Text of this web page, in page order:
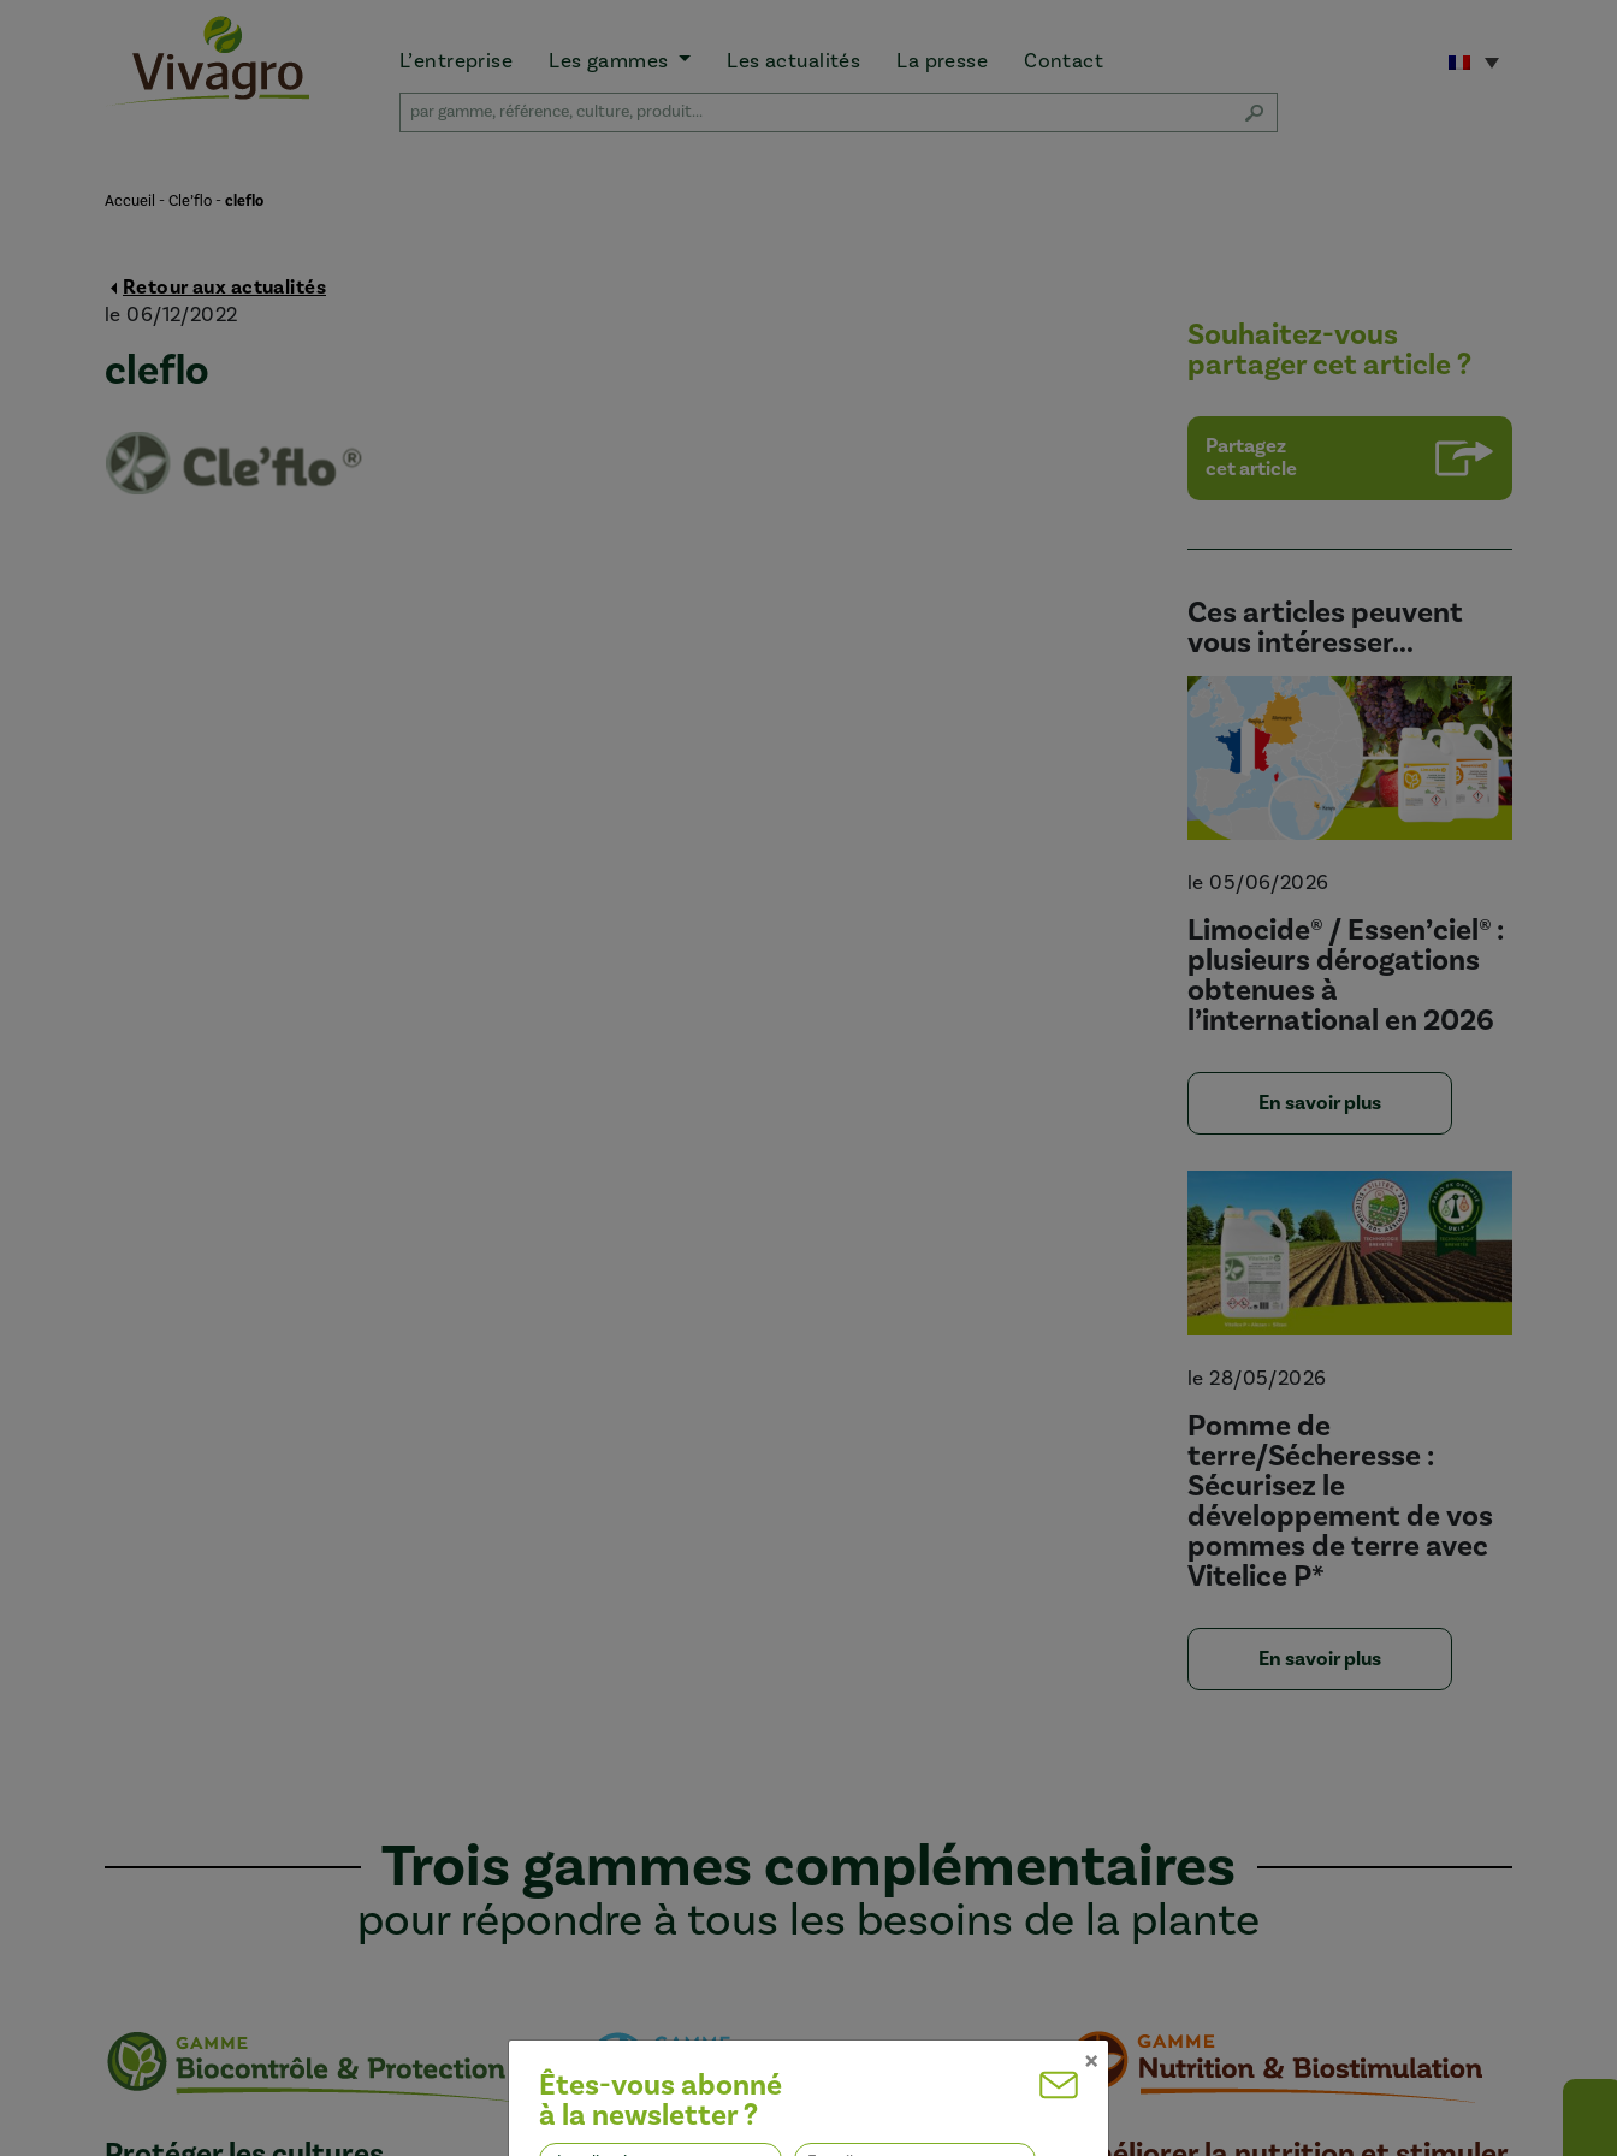
L’entreprise Les gammes Les actualités La presse Contact
Accueil -Cle’flo -cleflo
Retour aux actualités
le 06/12/2022
cleflo
Souhaitez-vous
partager cet article ?
Partagez
cet article
Ces articles peuvent
vous intéresser...
le 05/06/2026
Limocide® / Essen’ciel® :
plusieurs dérogations
obtenues à
l’international en 2026
En savoir plus
le 28/05/2026
Pomme de
terre/Sécheresse :
Sécurisez le
développement de vos
pommes de terre avec
Vitelice P*
En savoir plus
Trois gammes complémentaires
pour répondre à tous les besoins de la plante
×
Êtes-vous abonné
à la newsletter ?